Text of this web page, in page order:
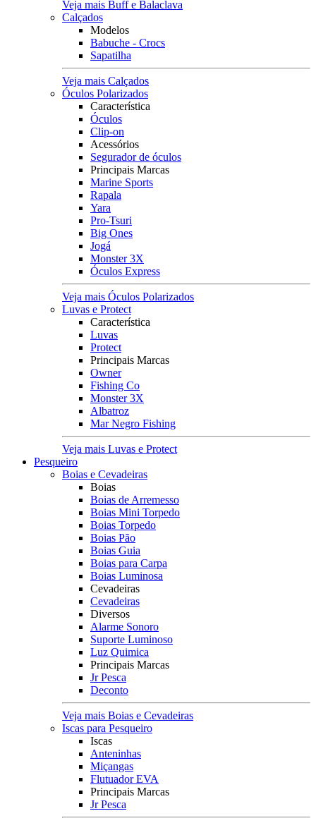
Veja mais Buff e Balaclava
Calçados
Modelos
Babuche - Crocs
Sapatilha
Veja mais Calçados
Óculos Polarizados
Característica
Óculos
Clip-on
Acessórios
Segurador de óculos
Principais Marcas
Marine Sports
Rapala
Yara
Pro-Tsuri
Big Ones
Jogá
Monster 3X
Óculos Express
Veja mais Óculos Polarizados
Luvas e Protect
Característica
Luvas
Protect
Principais Marcas
Owner
Fishing Co
Monster 3X
Albatroz
Mar Negro Fishing
Veja mais Luvas e Protect
Pesqueiro
Boias e Cevadeiras
Boias
Boias de Arremesso
Boias Mini Torpedo
Boias Torpedo
Boias Pão
Boias Guia
Boias para Carpa
Boias Luminosa
Cevadeiras
Cevadeiras
Diversos
Alarme Sonoro
Suporte Luminoso
Luz Quimica
Principais Marcas
Jr Pesca
Deconto
Veja mais Boias e Cevadeiras
Iscas para Pesqueiro
Iscas
Anteninhas
Miçangas
Flutuador EVA
Principais Marcas
Jr Pesca